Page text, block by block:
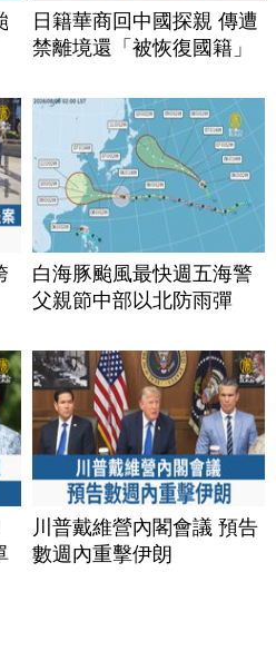
日籍華商回中國探親 傳遭
禁離境還「被恢復國籍」
白海豚颱風最快週五海警
父親節中部以北防雨彈
川普戴維營內閣會議 預告
數週內重擊伊朗